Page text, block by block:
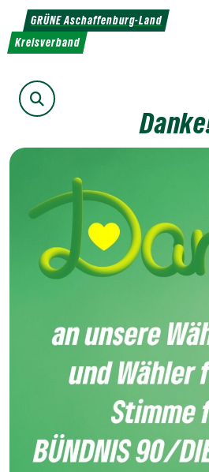
Weiter
zum
Inhalt
GRÜNE Aschaffenburg-Land
Kreisverband
Suche